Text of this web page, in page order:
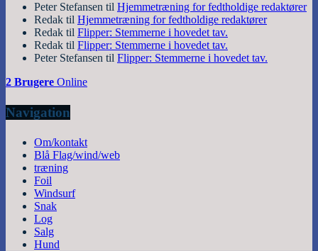
Peter Stefansen til Hjemmetræning for fedtholdige redaktører
Redak til Hjemmetræning for fedtholdige redaktører
Redak til Flipper: Stemmerne i hovedet tav.
Redak til Flipper: Stemmerne i hovedet tav.
Peter Stefansen til Flipper: Stemmerne i hovedet tav.
2 Brugere Online
Navigation
Om/kontakt
Blå Flag/wind/web
træning
Foil
Windsurf
Snak
Log
Salg
Hund